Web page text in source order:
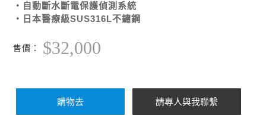
・自動斷水斷電保護偵測系統
・日本醫療級SUS316L不鏽鋼
售價： $32,000